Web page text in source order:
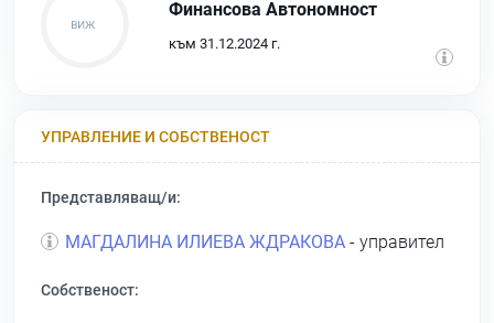
Финансова Автономност
към 31.12.2024 г.
УПРАВЛЕНИЕ И СОБСТВЕНОСТ
Представляващ/и:
МАГДАЛИНА ИЛИЕВА ЖДРАКОВА - управител
Собственост: